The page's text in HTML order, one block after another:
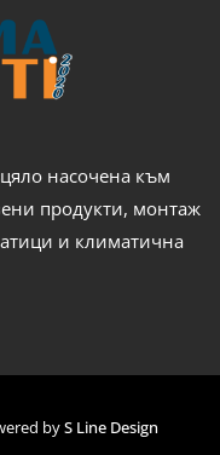
насочена към
продукти, монтаж
и климатична
byS Line Design